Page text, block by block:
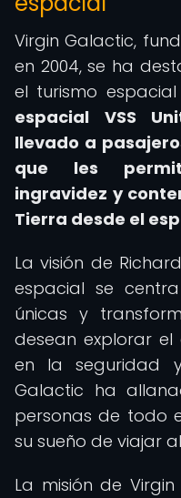
Virgin Galactic,
en 2004, se ha
el turismo
espacial VSS
llevado a
que les
ingravidez y
Tierra desde el
La visión de
espacial se
únicas y
desean explorar el
en la seguridad
Galactic ha
personas de todo
su sueño de viajar
La misión de